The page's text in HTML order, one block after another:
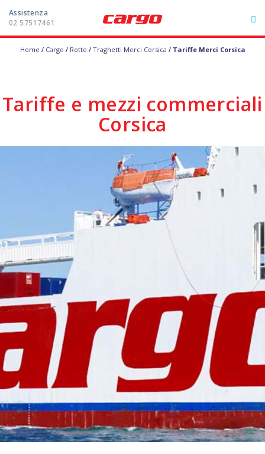
Assistenza
02 57517461
ITA FRA DEU ENG
Area riservata
Assistenza
Home / Cargo / Rotte / Traghetti Merci Corsica / Tariffe Merci Corsica
Tariffe e mezzi commerciali
Corsica